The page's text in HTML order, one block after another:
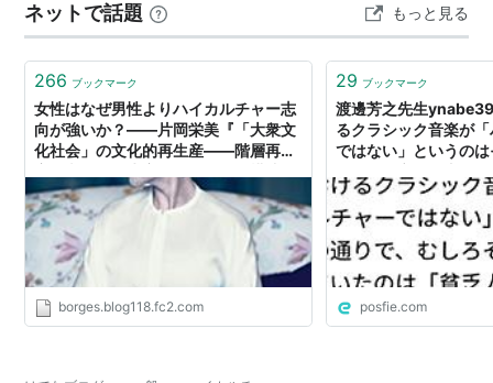
ネットで話題 もっと見る
266 ブックマーク
女性はなぜ男性よりハイカルチャー志
向が強いか？――片岡栄美『「大衆文
化社会」の文化的再生産――階層再生
リンケージ』読解
borges.blog118.fc2.com
29 ブックマーク
渡邊芳之先生
るクラシック音楽が
ではない」というの
人の教養主義」であ
posfie.com